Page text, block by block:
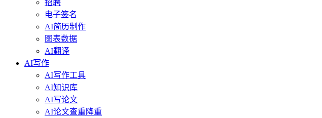
招聘
电子签名
AI简历制作
图表数据
AI翻译
AI写作
AI写作工具
AI知识库
AI写论文
AI论文查重降重